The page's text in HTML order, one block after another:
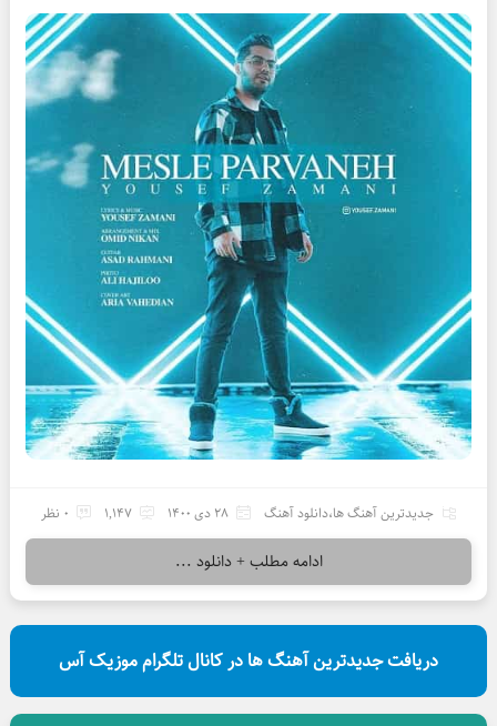
جدیدترین آهنگ ها،دانلود آهنگ 28 دی 1400 1,147 0 نظر
ادامه مطلب + دانلود ...
دریافت جدیدترین آهنگ ها در کانال تلگرام موزیک آس